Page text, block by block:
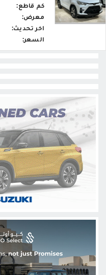
كم قاطع:
معرض:
اخر تحديث:
السعر: